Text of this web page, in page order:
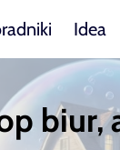
Idea
biur,